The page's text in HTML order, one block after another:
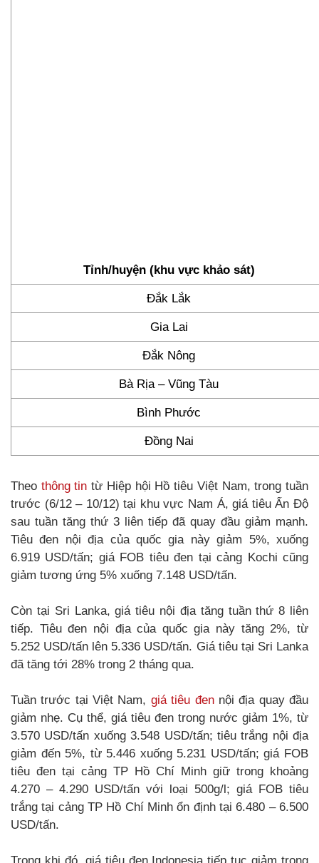
Tỉnh/huyện (khu vực khảo sát)
Đắk Lắk
Gia Lai
Đắk Nông
Bà Rịa – Vũng Tàu
Bình Phước
Đồng Nai
Theo thông tin từ Hiệp hội Hồ tiêu Việt Nam, trong tuần
trước (6/12 – 10/12) tại khu vực Nam Á, giá tiêu Ấn Độ
sau tuần tăng thứ 3 liên tiếp đã quay đầu giảm mạnh.
Tiêu đen nội địa của quốc gia này giảm 5%, xuống
6.919 USD/tấn; giá FOB tiêu đen tại cảng Kochi cũng
giảm tương ứng 5% xuống 7.148 USD/tấn.
Còn tại Sri Lanka, giá tiêu nội địa tăng tuần thứ 8 liên
tiếp. Tiêu đen nội địa của quốc gia này tăng 2%, từ
5.252 USD/tấn lên 5.336 USD/tấn. Giá tiêu tại Sri Lanka
đã tăng tới 28% trong 2 tháng qua.
Tuần trước tại Việt Nam, giá tiêu đennội địa quay đầu
giảm nhẹ. Cụ thể, giá tiêu đen trong nước giảm 1%, từ
3.570 USD/tấn xuống 3.548 USD/tấn; tiêu trắng nội địa
giảm đến 5%, từ 5.446 xuống 5.231 USD/tấn; giá FOB
tiêu đen tại cảng TP Hồ Chí Minh giữ trong khoảng
4.270 – 4.290 USD/tấn với loại 500g/l; giá FOB tiêu
trắng tại cảng TP Hồ Chí Minh ổn định tại 6.480 – 6.500
USD/tấn.